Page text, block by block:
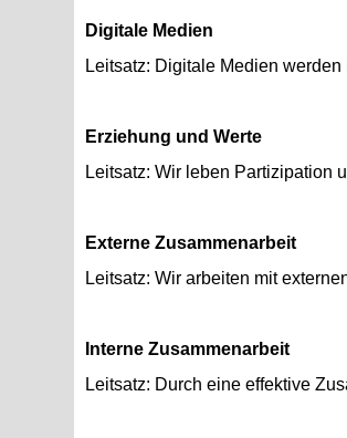
Di­gi­ta­le Me­di­en
Leit­satz: Di­gi­ta­le Me­di­en
Er­zie­hung und Werte
Leit­satz: Wir leben Par­ti­zi­pa­ti­on
Ex­ter­ne Zu­sam­men­ar­beit
Leit­satz: Wir ar­bei­ten mit
In­ter­ne Zu­sam­men­ar­beit
Leit­satz: Durch eine ef­fek­ti­ve